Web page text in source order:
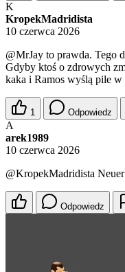
K
KropekMadridista
10 czerwca 2026
@MrJay to prawda. Tego
Gdyby ktoś o zdrowych
kaka i Ramos wyślą pile
1 Odpowiedz
A
arek1989
10 czerwca 2026
@KropekMadridista
Odpowiedz